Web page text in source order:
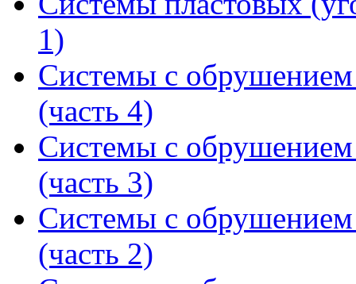
1)
Системы с
(часть 4)
Системы с
(часть 3)
Системы с
(часть 2)